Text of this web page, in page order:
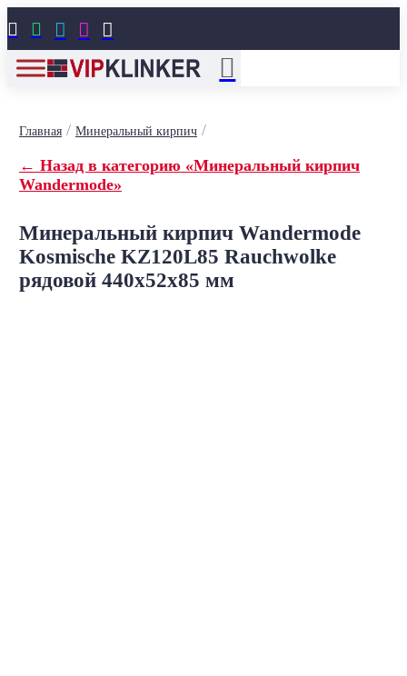
    
Главная/ Минеральный кирпич/
← Назад в категорию «Минеральный кирпич
Wandermode»
Минеральный кирпич Wandermode
Kosmische KZ120L85 Rauchwolke
рядовой 440x52x85 мм